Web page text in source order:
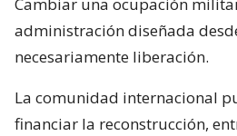
administración diseñada
necesariamente liberación.
La comunidad internacional
financiar la reconstrucción,